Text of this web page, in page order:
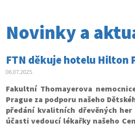
Novinky a
FTN děkuje hotelu Hilton
08.07.2025
Fakultní Thomayerova
Prague za podporu našeho
předání kvalitních dřevěných
účasti vedoucí lékařky našeho